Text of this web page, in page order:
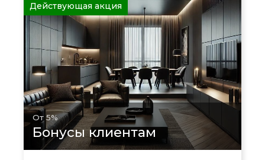
От 5%
Бонусы клиентам
Действующая акция